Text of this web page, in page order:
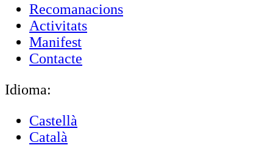
Recomanacions
Activitats
Manifest
Contacte
Idioma:
Castellà
Català